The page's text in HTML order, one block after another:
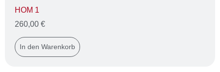
HOM 1
260,00 €
In den Warenkorb